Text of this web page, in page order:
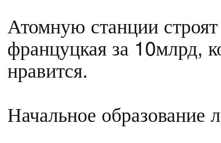
Атомную станции
француцкая за 10млрд,
нравится.
Начальное образование